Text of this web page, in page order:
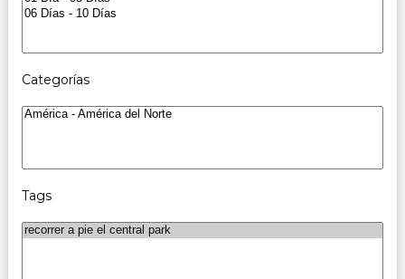
Categorías
Tags